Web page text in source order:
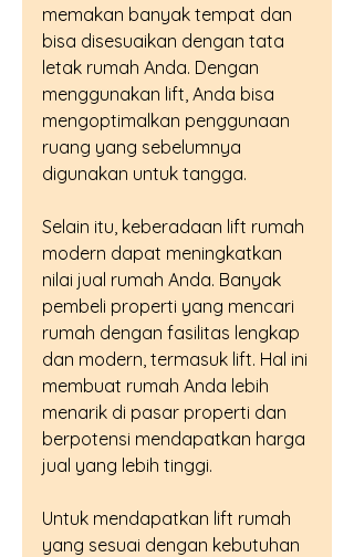
memakan banyak tempat dan
bisa disesuaikan dengan tata
letak rumah Anda. Dengan
menggunakan lift, Anda bisa
mengoptimalkan penggunaan
ruang yang sebelumnya
digunakan untuk tangga.
Selain itu, keberadaan lift rumah
modern dapat meningkatkan
nilai jual rumah Anda. Banyak
pembeli properti yang mencari
rumah dengan fasilitas lengkap
dan modern, termasuk lift. Hal ini
membuat rumah Anda lebih
menarik di pasar properti dan
berpotensi mendapatkan harga
jual yang lebih tinggi.
Untuk mendapatkan lift rumah
yang sesuai dengan kebutuhan